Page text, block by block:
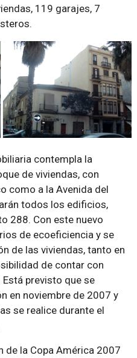
119 garajes, 7
contempla la
de viviendas, con
como a la Avenida del
todos los edificios,
288. Con este nuevo
de ecoeficiencia y se
de las viviendas, tanto en
de contar con
previsto que se
en noviembre de 2007 y
se realice durante el
de la Copa América 2007